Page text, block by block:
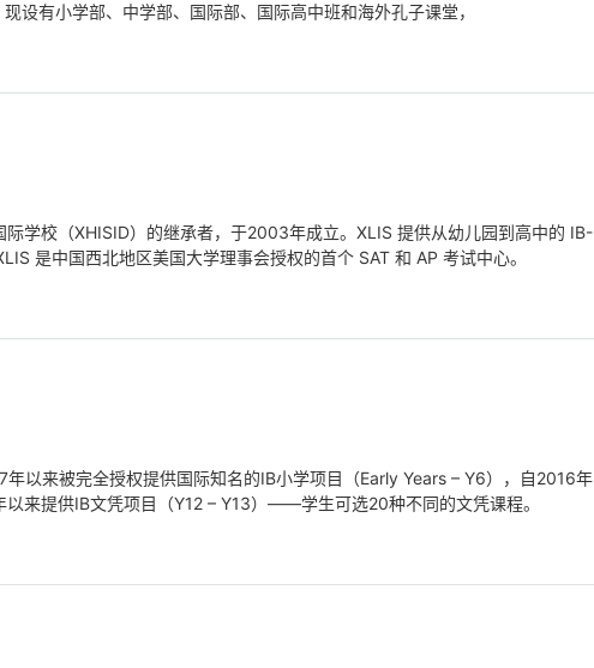
设有小学部、中学部、国际部、国际高中班和海外孔子课堂，
学校（XHISID）的继承者，于2003年成立。XLIS 提供从幼儿园到高中的 IB-
是中国西北地区美国大学理事会授权的首个 SAT 和 AP 考试中心。
以来被完全授权提供国际知名的IB小学项目（Early Years – Y6），自2016年
来提供IB文凭项目（Y12 – Y13）——学生可选20种不同的文凭课程。